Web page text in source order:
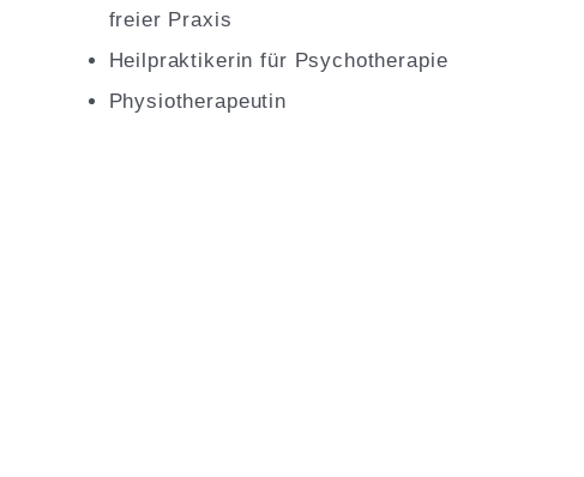
freier Praxis
Heilpraktikerin für Psychotherapie
Physiotherapeutin